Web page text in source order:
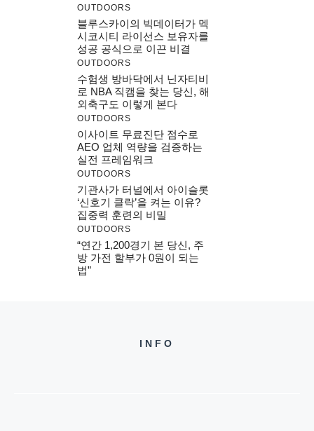
OUTDOORS
블루스카이의 빅데이터가 멕
시코시티 라이선스 보유자를
성공 공식으로 이끈 비결
OUTDOORS
수험생 방바닥에서 닌자티비
로 NBA 직캠을 찾는 당신, 해
외축구도 이렇게 본다
OUTDOORS
이사이트 무료진단 점수로
AEO 업체 역량을 검증하는
실전 프레임워크
OUTDOORS
기관사가 터널에서 아이슬롯
‘신호기 클락’을 켜는 이유?
집중력 훈련의 비밀
OUTDOORS
“연간 1,200경기 본 당신, 주
방 가전 할부가 0원이 되는
법”
INFO